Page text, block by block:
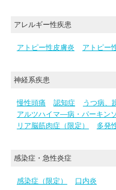
アレルギー性疾患
アトピー性皮膚炎 アトピー
神経系疾患
慢性頭痛 認知症 うつ病、
アルツハイマ―病・パーキン
リア脳筋肉症（限定）
多発
感染症・急性炎症
感染症（限定） 口内炎